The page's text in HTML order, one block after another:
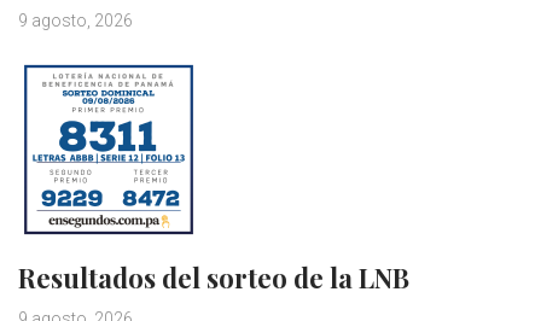
9 agosto, 2026
Resultados del sorteo de la LNB